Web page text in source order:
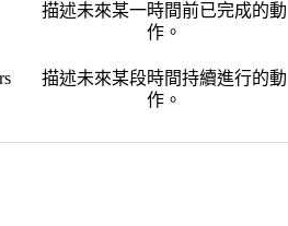
描述未來某一時間前已完成的動
作。
描述未來某段時間持續進行的動
作。